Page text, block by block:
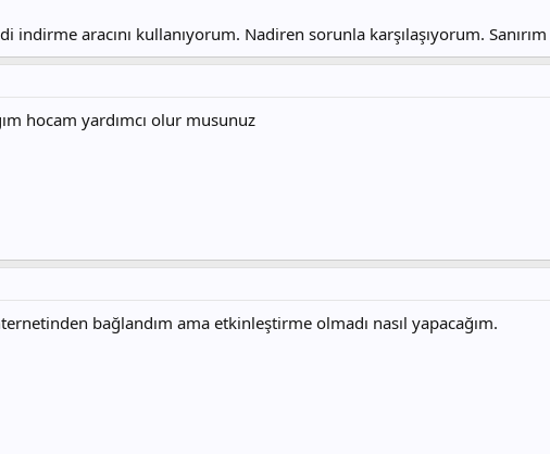
aracını kullanıyorum. Nadiren sorunla karşılaşıyorum.
hocam yardımcı olur musunuz
bağlandım ama etkinleştirme olmadı nasıl yapacağım.